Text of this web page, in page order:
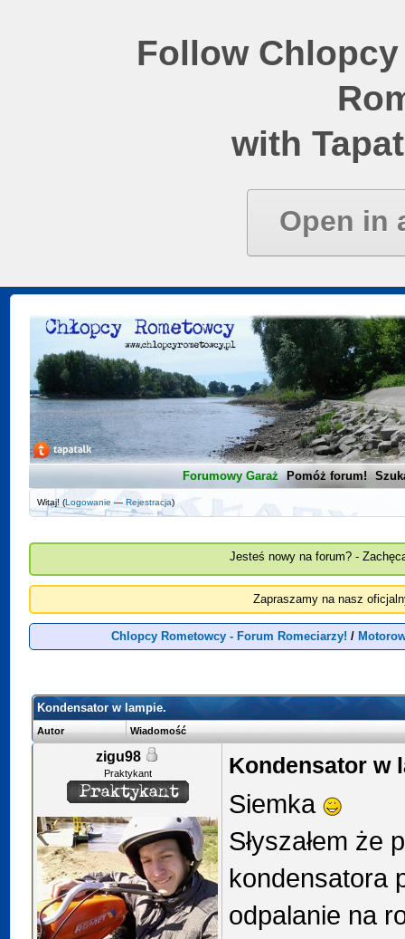
Follow
with
Open in
Forumowy Garaż Pomóż forum!
Witaj! (Logowanie —Rejestracja)
Jesteś nowy na forum? -
Zapraszamy na nasz
Chlopcy Rometowcy - Forum Romeciarzy! /
Kondensator w lampie.
Autor Wiadomość
zigu98
Praktykant Kondensator w
Siemka
Słyszałem że
kondensatora
odpalanie na